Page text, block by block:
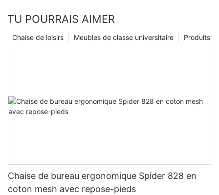
TU POURRAIS AIMER
Produits
Meubles de classe universitaire
Chaise de loisirs
Chaise de bureau ergonomique Spider 828 en
coton mesh avec repose-pieds